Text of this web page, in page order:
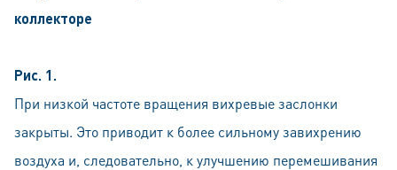
коллекторе
Рис. 1.
При низкой частоте вращения вихревые заслонки
закрыты. Это приводит к более сильному завихрению
воздуха и, следовательно, к улучшению перемешивания